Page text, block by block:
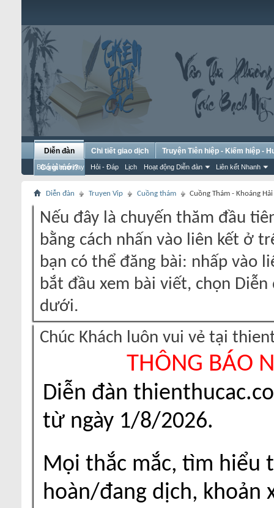
Diễn đàn
Bài gửi hôm nay Hỏi - Đáp Lịch Hoạt động Diễn đàn Liên kết Nhanh
Chi tiết giao dịch
Truyện Tiên hiệp - Kiếm hiệp -
Có gì mới?
Diễn đàn Truyen Vip Cuồng thám Cuồng Thám - Khoáng
Nếu đây là chuyến thăm đầu
bằng cách nhấn vào liên kết ở
bạn có thể đăng bài: nhấp vào
bắt đầu xem bài viết, chọn
dưới.
Chúc Khách luôn vui vẻ tại
THÔNG BÁO
Diễn đàn
từ ngày 1/8/2026.
Mọi thắc mắc, tìm hiểu
hoàn/đang dịch, khoản